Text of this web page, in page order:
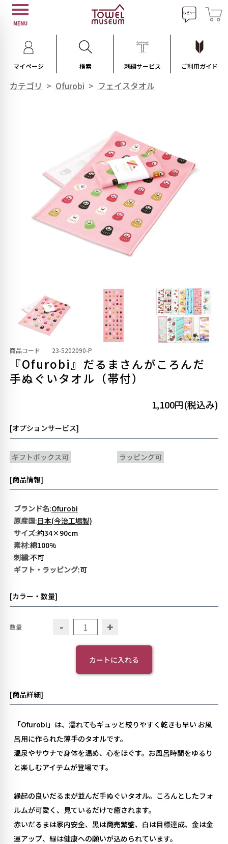
MENU
マイページ 検索 刺繍サービス ご利用ガイド
カテゴリ > Ofurobi > フェイスタオル
商品コード 23-5202090-P
『Ofurobi』だるまさんがころんだ
手ぬぐいタオル（帯付）
1,100円(税込み)
[オプションサービス]
ギフトボックス可 ラッピング可
[商品情報]
ブランド名:Ofurobi
原産国:日本(今治工場製)
サイズ:約34×90cm
素材:綿100%
刺繍:不可
ギフト・ラッピング:可
[カラー・数量]
数量 - +
カートに入れる
[商品詳細]
「Ofurobi」は、濡れてもギュッと絞りやすく乾きも早い お風
呂用に作られた薄手のタオルです。
温泉やサウナで身体を温め、心をほぐす。お風呂時間をゆるり
と楽しむアイテムが登場です。
縁起の良いだるまが並んだ手ぬぐいタオル。ころんとしたフォ
ルムが可愛く、見ているだけで癒されます。
赤いだるまは家内安全、黒は商売繁盛、白は目標達成、金は金
運アップ、緑は健康への願いが込められています。